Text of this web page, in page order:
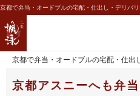
京都で弁当・オードブルの宅配・仕出し・デリバ
京都で弁当・オードブルの宅配・仕出
京都アスニーへも弁